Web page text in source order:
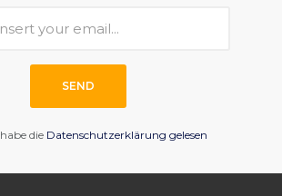
SEND
die Datenschutzerklärung gelesen